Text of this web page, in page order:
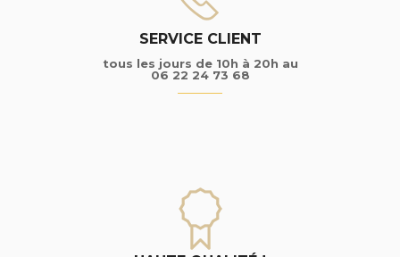
SERVICE CLIENT
tous les jours de 10h à 20h au
06 22 24 73 68